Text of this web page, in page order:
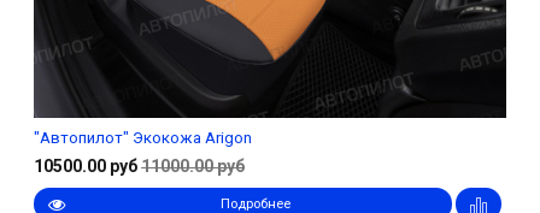
"Автопилот" Экокожа Arigon
10500.00 руб11000.00 руб
Подробнее